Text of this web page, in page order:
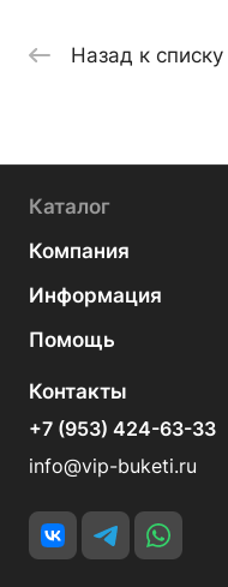
Назад к списку
Каталог
Компания
Информация
Помощь
Контакты
+7 (953) 424-63-33
info@vip-buketi.ru